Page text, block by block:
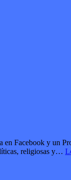
Facebook y un
religiosas y…